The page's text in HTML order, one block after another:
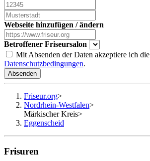
Webseite hinzufügen / ändern
Betroffener Friseursalon
Mit Absenden der Daten akzeptiere ich die
Datenschutzbedingungen.
Absenden
Friseur.org>
Nordrhein-Westfalen>
Märkischer Kreis>
Eggenscheid
Frisuren